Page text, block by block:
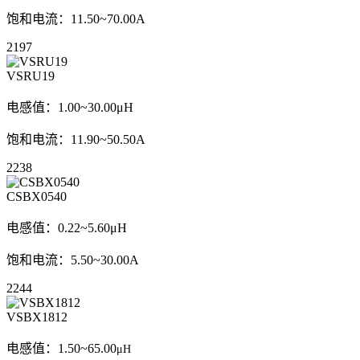
饱和电流：11.50~70.00A
2197
VSRU19
电感值：1.00~30.00μH
饱和电流：11.90~50.50A
2238
CSBX0540
电感值：0.22~5.60μH
饱和电流：5.50~30.00A
2244
VSBX1812
电感值：1.50~65.00μH